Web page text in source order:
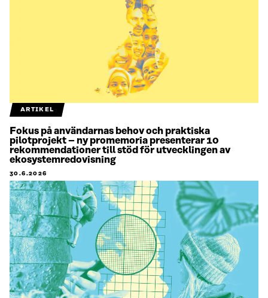
ARTIKEL
Fokus på användarnas behov och praktiska
pilotprojekt – ny promemoria presenterar 10
rekommendationer till stöd för utvecklingen av
ekosystemredovisning
30.6.2026